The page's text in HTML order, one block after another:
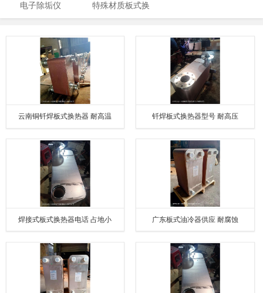
夹紧器
电子除垢仪 特殊材质板式换
云南铜钎焊板式换热器 耐高温 钎焊板式换热器型号 耐高压
焊接式板式换热器电话 占地小 广东板式油冷器供应 耐腐蚀